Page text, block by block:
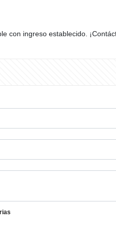
con ingreso establecido.